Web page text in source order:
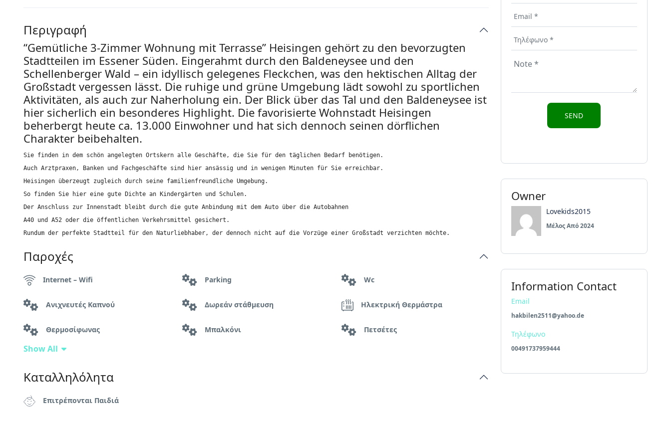
Περιγραφή
“Gemütliche 3-Zimmer Wohnung mit Terrasse” Heisingen gehört zu den bevorzugten
Stadtteilen im Essener Süden. Eingerahmt durch den Baldeneysee und den
Schellenberger Wald – ein idyllisch gelegenes Fleckchen, was den hektischen Alltag der
Großstadt vergessen lässt. Die ruhige und grüne Umgebung lädt sowohl zu sportlichen
Aktivitäten, als auch zur Naherholung ein. Der Blick über das Tal und den Baldeneysee ist
hier sicherlich ein besonderes Highlight. Die favorisierte Wohnstadt Heisingen
beherbergt heute ca. 13.000 Einwohner und hat sich dennoch seinen dörflichen
Charakter beibehalten.
Sie finden in dem schön angelegten Ortskern alle Geschäfte, die Sie für den täglichen Bedarf benötigen.
Auch Arztpraxen, Banken und Fachgeschäfte sind hier ansässig und in wenigen Minuten für Sie erreichbar.
Heisingen überzeugt zugleich durch seine familienfreundliche Umgebung.
So finden Sie hier eine gute Dichte an Kindergärten und Schulen.
Der Anschluss zur Innenstadt bleibt durch die gute Anbindung mit dem Auto über die Autobahnen
A40 und A52 oder die öffentlichen Verkehrsmittel gesichert.
Rundum der perfekte Stadtteil für den Naturliebhaber, der dennoch nicht auf die Vorzüge einer Großstadt verzichten möchte.
Παροχές
Internet – Wifi Parking Wc
Ανιχνευτές Καπνού Δωρεάν στάθμευση Ηλεκτρική Θερμάστρα
Θερμοσίφωνας Μπαλκόνι Πετσέτες
Πληντύριο Ρούχων
Show All
Καταλληλόλητα
Επιτρέπονται Παιδιά
Owner
Lovekids2015
Μέλος Από 2024
Information Contact
Email
hakbilen2511@yahoo.de
Τηλέφωνο
00491737959444